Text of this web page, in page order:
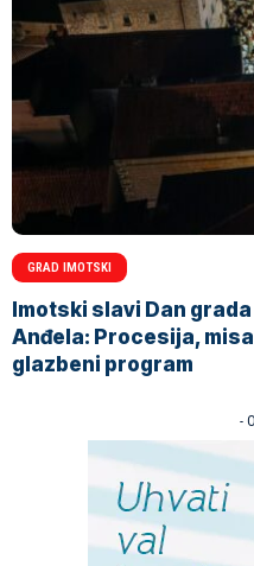
GRAD IMOTSKI
Imotski slavi Dan
Anđela: Procesija,
glazbeni program
-